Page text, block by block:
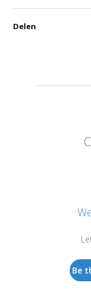
Be
Delen